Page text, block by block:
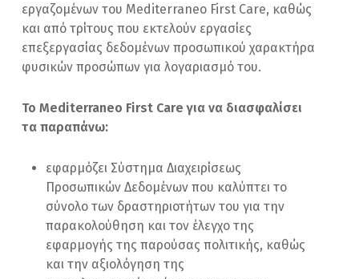
εργαζομένων του Mediterraneo First Care, καθώς
και από τρίτους που εκτελούν εργασίες
επεξεργασίας δεδομένων προσωπικού χαρακτήρα
φυσικών προσώπων για λογαριασμό του.
Το Mediterraneo First Care για να διασφαλίσει
τα παραπάνω:
εφαρμόζει Σύστημα Διαχειρίσεως
Προσωπικών Δεδομένων που καλύπτει το
σύνολο των δραστηριοτήτων του για την
παρακολούθηση και τον έλεγχο της
εφαρμογής της παρούσας πολιτικής, καθώς
και την αξιολόγηση της